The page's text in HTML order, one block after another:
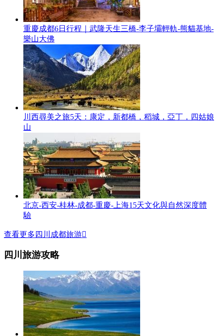
重慶成都6日行程｜武隆天生三橋-李子壩輕軌-熊貓基地-
樂山大佛
川西尋美之旅5天：康定，新都橋，稻城，亞丁，四姑娘
山
北京-西安-桂林-成都-重慶-上海15天文化與自然深度體
驗
查看更多四川成都旅游
四川旅游攻略